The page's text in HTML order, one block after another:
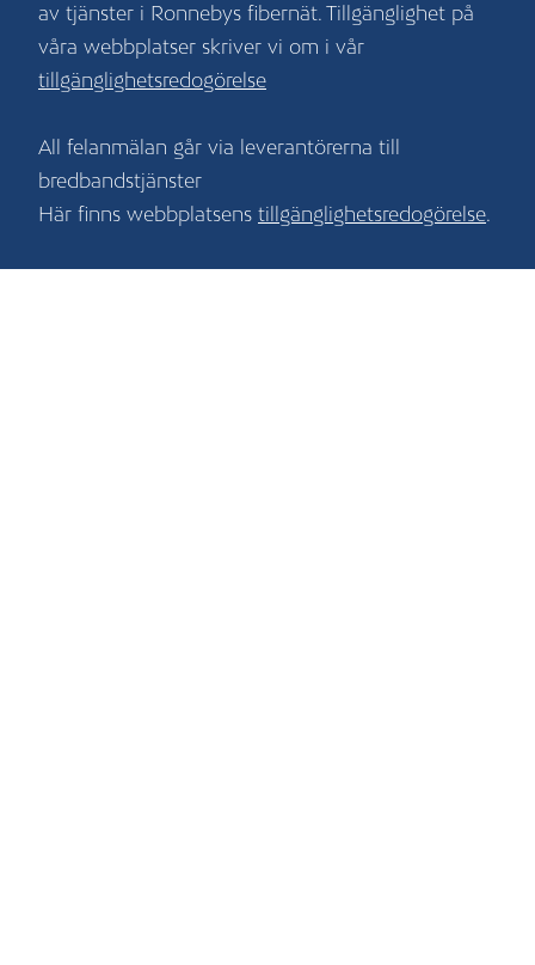
av tjänster i Ronnebys fibernät. Tillgänglighet på
våra webbplatser skriver vi om i vår
tillgänglighetsredogörelse
All felanmälan går via leverantörerna till
bredbandstjänster
Här finns webbplatsens tillgänglighetsredogörelse.